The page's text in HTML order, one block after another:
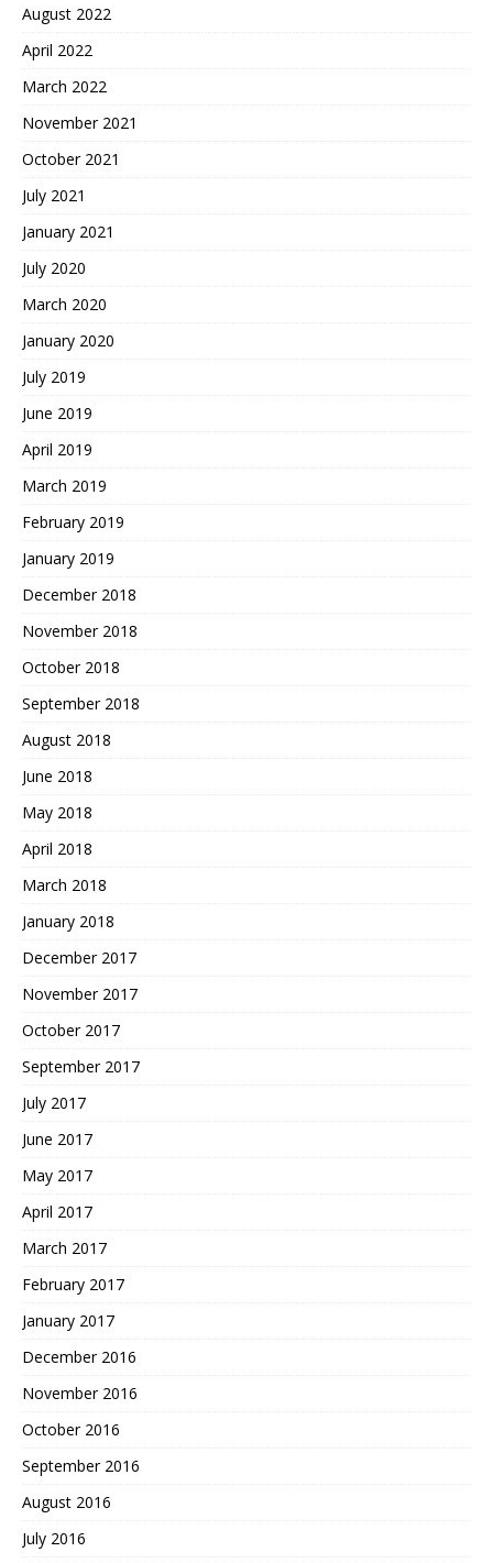
August 2022
April 2022
March 2022
November 2021
October 2021
July 2021
January 2021
July 2020
March 2020
January 2020
July 2019
June 2019
April 2019
March 2019
February 2019
January 2019
December 2018
November 2018
October 2018
September 2018
August 2018
June 2018
May 2018
April 2018
March 2018
January 2018
December 2017
November 2017
October 2017
September 2017
July 2017
June 2017
May 2017
April 2017
March 2017
February 2017
January 2017
December 2016
November 2016
October 2016
September 2016
August 2016
July 2016